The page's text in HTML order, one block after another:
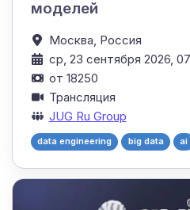
моделей
Москва, Россия
ср, 23 сентября 2026,
от 18250
Трансляция
JUG Ru Group
data engineering big data ai